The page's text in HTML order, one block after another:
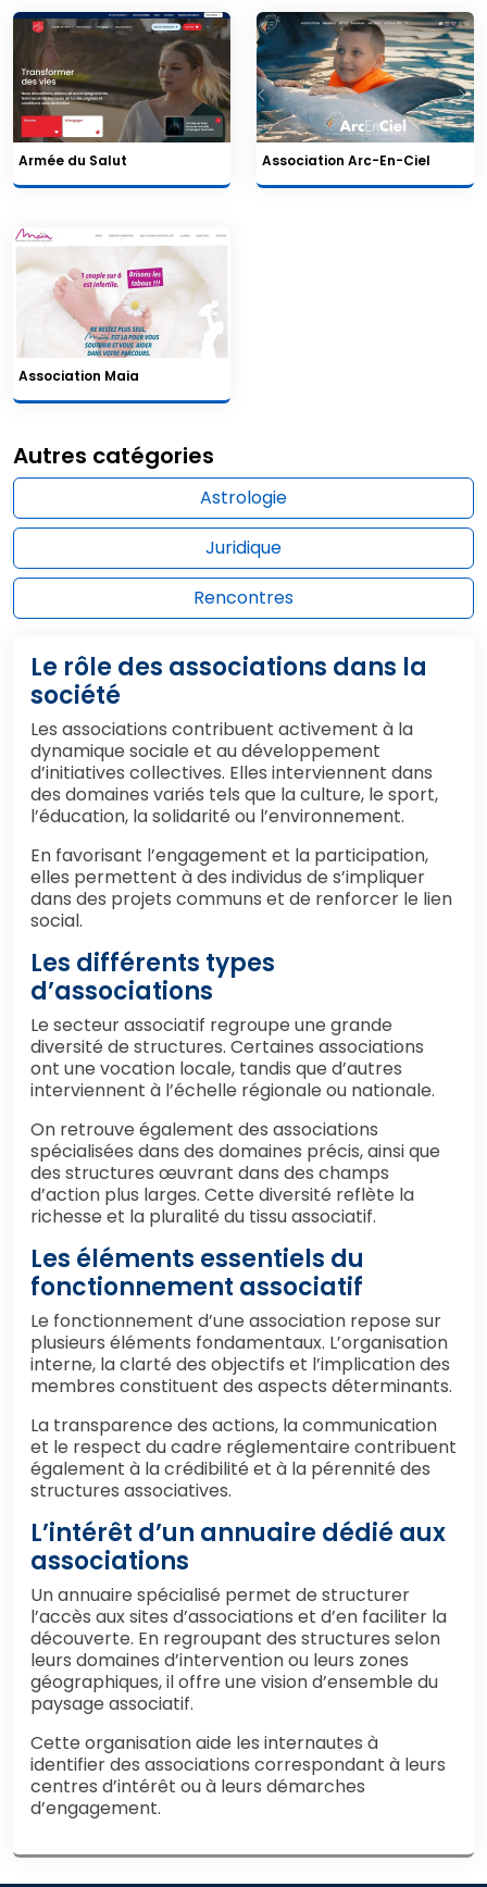
Armée du Salut Association Arc-En-Ciel
Association Maia
Autres catégories
Astrologie
Juridique
Rencontres
Le rôle des associations dans la
société
Les associations contribuent activement à la
dynamique sociale et au développement
d’initiatives collectives. Elles interviennent dans
des domaines variés tels que la culture, le sport,
l’éducation, la solidarité ou l’environnement.
En favorisant l’engagement et la participation,
elles permettent à des individus de s’impliquer
dans des projets communs et de renforcer le lien
social.
Les différents types
d’associations
Le secteur associatif regroupe une grande
diversité de structures. Certaines associations
ont une vocation locale, tandis que d’autres
interviennent à l’échelle régionale ou nationale.
On retrouve également des associations
spécialisées dans des domaines précis, ainsi que
des structures œuvrant dans des champs
d’action plus larges. Cette diversité reflète la
richesse et la pluralité du tissu associatif.
Les éléments essentiels du
fonctionnement associatif
Le fonctionnement d’une association repose sur
plusieurs éléments fondamentaux. L’organisation
interne, la clarté des objectifs et l’implication des
membres constituent des aspects déterminants.
La transparence des actions, la communication
et le respect du cadre réglementaire contribuent
également à la crédibilité et à la pérennité des
structures associatives.
L’intérêt d’un annuaire dédié aux
associations
Un annuaire spécialisé permet de structurer
l’accès aux sites d’associations et d’en faciliter la
découverte. En regroupant des structures selon
leurs domaines d’intervention ou leurs zones
géographiques, il offre une vision d’ensemble du
paysage associatif.
Cette organisation aide les internautes à
identifier des associations correspondant à leurs
centres d’intérêt ou à leurs démarches
d’engagement.